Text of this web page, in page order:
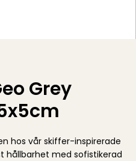
Grey
hos vår skiffer-inspirerade
hållbarhet med sofistikerad